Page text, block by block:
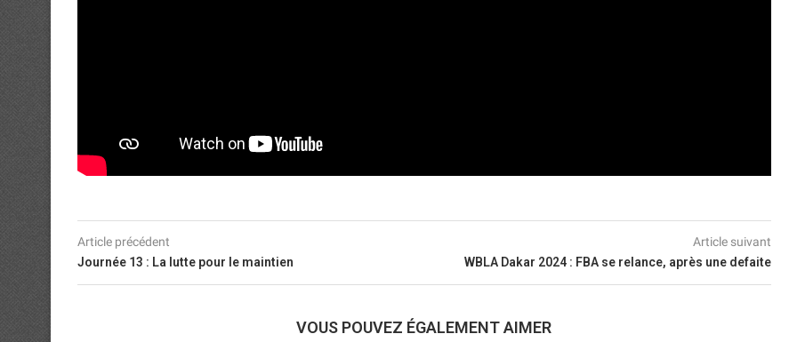
Article précédent
Journée 13 : La lutte pour le maintien
Article suivant
WBLA Dakar 2024 : FBA se relance, après une defaite
VOUS POUVEZ ÉGALEMENT AIMER